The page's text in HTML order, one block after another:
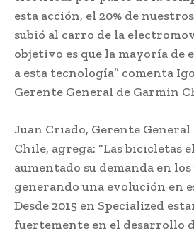
esta acción, el 20% de
subió al carro de la
objetivo es que la mayoría de
a esta tecnología” comenta
Gerente General de Garmin
Juan Criado, Gerente General
Chile, agrega: “Las bicicletas
aumentado su demanda en
generando una evolución en
Desde 2015 en Specialized
fuertemente en el desarrollo